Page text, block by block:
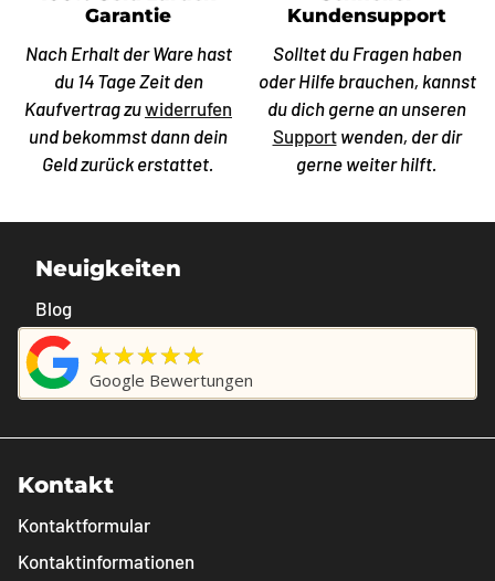
Garantie
Nach Erhalt der Ware hast
du 14 Tage Zeit den
Kaufvertrag zuwiderrufen
und bekommst dann dein
Geld zurück erstattet.
Kundensupport
Solltet du Fragen haben
oder Hilfe brauchen, kannst
du dich gerne an unseren
Support wenden, der dir
gerne weiter hilft.
Neuigkeiten
Blog
★★★★★
Google Bewertungen
Kontakt
Kontaktformular
Kontaktinformationen